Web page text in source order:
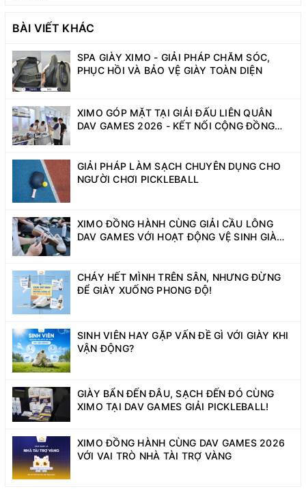
BÀI VIẾT KHÁC
SPA GIÀY XIMO - GIẢI PHÁP CHĂM SÓC,
PHỤC HỒI VÀ BẢO VỆ GIÀY TOÀN DIỆN
XIMO GÓP MẶT TẠI GIẢI ĐẤU LIÊN QUÂN
DAV GAMES 2026 - KẾT NỐI CỘNG ĐỒNG
GIẢI PHÁP LÀM SẠCH CHUYÊN DỤNG CHO
NGƯỜI CHƠI PICKLEBALL
XIMO ĐỒNG HÀNH CÙNG GIẢI CẦU LÔNG
DAV GAMES VỚI HOẠT ĐỘNG VỆ SINH GIÀY
CHÁY HẾT MÌNH TRÊN SÂN, NHƯNG ĐỪNG
ĐỂ GIÀY XUỐNG PHONG ĐỘ!
SINH VIÊN HAY GẶP VẤN ĐỀ GÌ VỚI GIÀY KHI
VẬN ĐỘNG?
GIÀY BẨN ĐẾN ĐÂU, SẠCH ĐẾN ĐÓ CÙNG
XIMO TẠI DAV GAMES GIẢI PICKLEBALL!
XIMO ĐỒNG HÀNH CÙNG DAV GAMES 2026
VỚI VAI TRÒ NHÀ TÀI TRỢ VÀNG